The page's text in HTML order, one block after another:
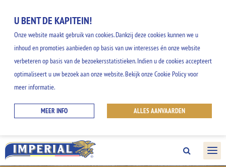
U BENT DE KAPITEIN!
Onze website maakt gebruik van cookies. Dankzij deze cookies kunnen we u
inhoud en promoties aanbieden op basis van uw interesses én onze website
verbeteren op basis van de bezoekersstatistieken. Indien u de cookies accepteert
optimaliseert u uw bezoek aan onze website. Bekijk onze Cookie Policy voor
meer informatie.
MEER INFO ALLES AANVAARDEN
ONZE RECEPTEN
Ontdek onze gemakkelijke en creatieve
ideeën, en geniet van alle smaken uit het